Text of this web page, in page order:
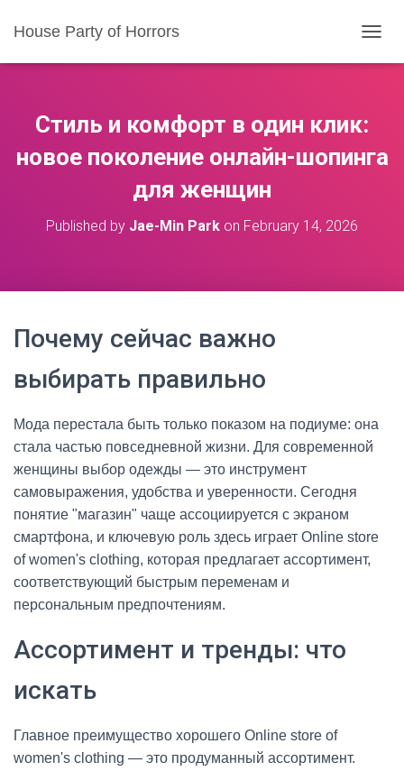
House Party of Horrors
O
A
Стиль и комфорт в один клик:
новое поколение онлайн-шопинга
для женщин
Published by Jae-Min Park on February 14, 2026
Почему сейчас важно
выбирать правильно
Мода перестала быть только показом на подиуме: она
стала частью повседневной жизни. Для современной
женщины выбор одежды — это инструмент
самовыражения, удобства и уверенности. Сегодня
понятие "магазин" чаще ассоциируется с экраном
смартфона, и ключевую роль здесь играет Online store
of women's clothing, которая предлагает ассортимент,
соответствующий быстрым переменам и
персональным предпочтениям.
Ассортимент и тренды: что
искать
Главное преимущество хорошего Online store of
women's clothing — это продуманный ассортимент.